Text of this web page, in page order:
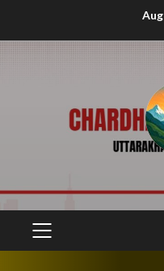
PRIMARY